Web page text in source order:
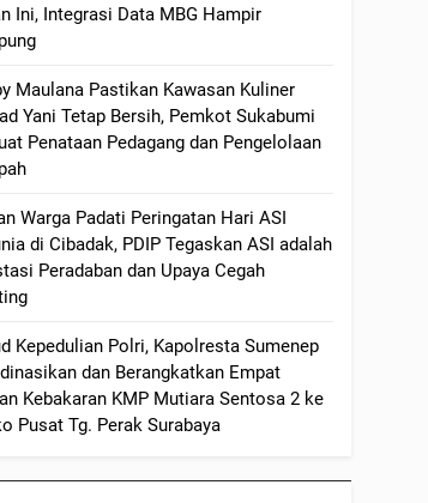
Ini, Integrasi Data MBG Hampir
Maulana Pastikan Kawasan Kuliner
Yani Tetap Bersih, Pemkot Sukabumi
Penataan Pedagang dan Pengelolaan
Warga Padati Peringatan Hari ASI
di Cibadak, PDIP Tegaskan ASI adalah
Peradaban dan Upaya Cegah
Kepedulian Polri, Kapolresta Sumenep
dan Berangkatkan Empat
Kebakaran KMP Mutiara Sentosa 2 ke
Pusat Tg. Perak Surabaya